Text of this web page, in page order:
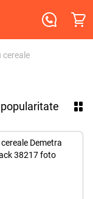
cereale